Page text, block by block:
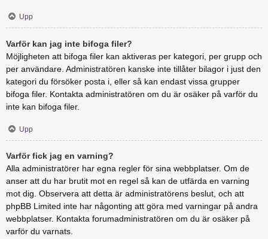
Upp
Varför kan jag inte bifoga filer?
Möjligheten att bifoga filer kan aktiveras per kategori, per grupp och
per användare. Administratören kanske inte tillåter bilagor i just den
kategori du försöker posta i, eller så kan endast vissa grupper
bifoga filer. Kontakta administratören om du är osäker på varför du
inte kan bifoga filer.
Upp
Varför fick jag en varning?
Alla administratörer har egna regler för sina webbplatser. Om de
anser att du har brutit mot en regel så kan de utfärda en varning
mot dig. Observera att detta är administratörens beslut, och att
phpBB Limited inte har någonting att göra med varningar på andra
webbplatser. Kontakta forumadministratören om du är osäker på
varför du varnats.